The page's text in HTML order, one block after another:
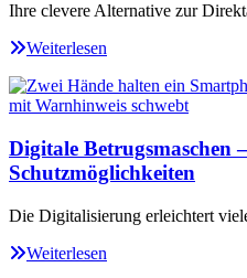
Ihre clevere Alternative zur
Weiterlesen
Digitale Betrugsmaschen
Schutzmöglichkeiten
Die Digitalisierung erleichtert
Weiterlesen